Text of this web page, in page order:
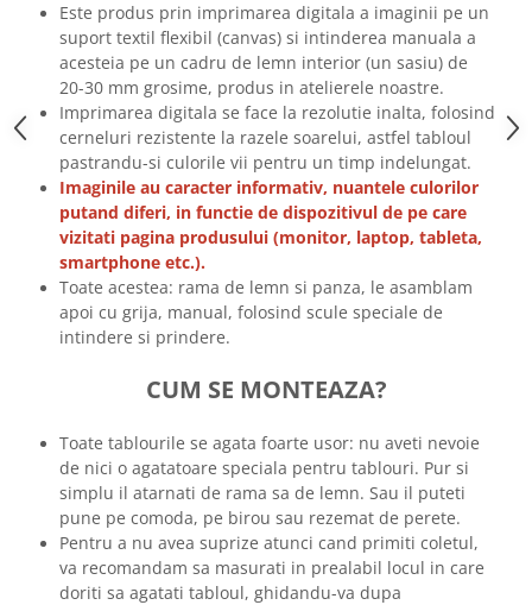
Tricouri skateboard
Tricouri sport/fitness
Tricouri fitness/sala de forta
Tricouri yoga
Este produs prin imprimarea digitala a imaginii pe un
suport textil flexibil (canvas) si intinderea manuala a
acesteia pe un cadru de lemn interior (un sasiu) de
20-30 mm grosime, produs in atelierele noastre.
Imprimarea digitala se face la rezolutie inalta, folosind
cerneluri rezistente la razele soarelui, astfel tabloul
pastrandu-si culorile vii pentru un timp indelungat.
Imaginile au caracter informativ, nuantele culorilor
putand diferi, in functie de dispozitivul de pe care
vizitati pagina produsului (monitor, laptop, tableta,
smartphone etc.).
Toate acestea: rama de lemn si panza, le asamblam
apoi cu grija, manual, folosind scule speciale de
intindere si prindere.
CUM SE MONTEAZA?
Toate tablourile se agata foarte usor: nu aveti nevoie
de nici o agatatoare speciala pentru tablouri. Pur si
simplu il atarnati de rama sa de lemn. Sau il puteti
pune pe comoda, pe birou sau rezemat de perete.
Pentru a nu avea suprize atunci cand primiti coletul,
va recomandam sa masurati in prealabil locul in care
doriti sa agatati tabloul, ghidandu-va dupa